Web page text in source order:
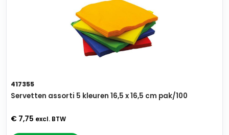
417355
Servetten assorti 5 kleuren 16,5 x 16,5 cm pak/100
€ 7,75 excl. BTW